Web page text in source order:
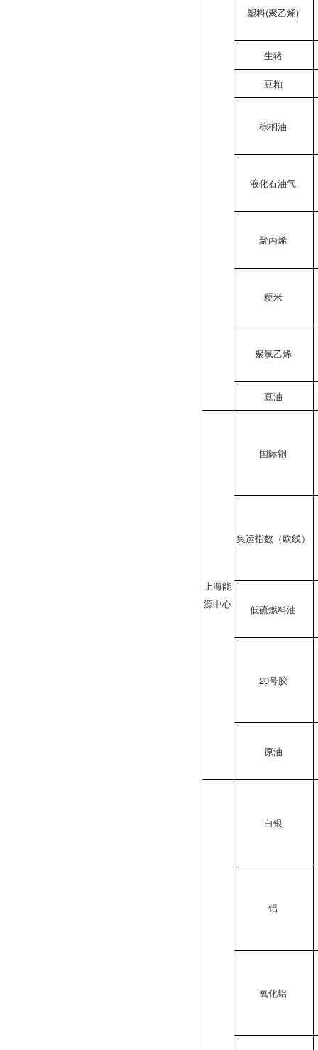
塑料(聚乙烯)
生猪
豆粕
棕榈油
液化石油气
聚丙烯
粳米
聚氯乙烯
豆油
上海能
源中心
国际铜
集运指数（欧线）
低硫燃料油
20号胶
原油
白银
铝
氧化铝